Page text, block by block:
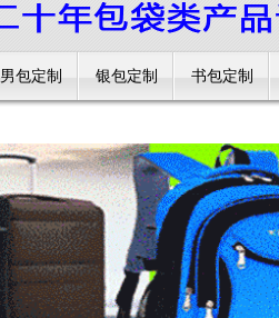
男包定制 银包定制 书包定制